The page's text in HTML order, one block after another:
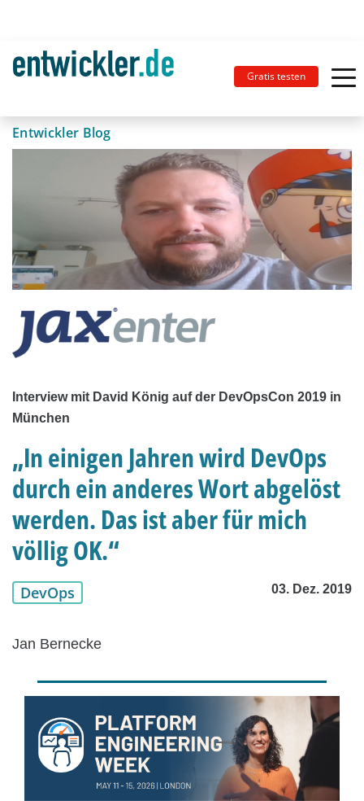
Gratis testen
Entwickler Blog
Interview mit David König auf der DevOpsCon 2019 in
München
„In einigen Jahren wird DevOps
durch ein anderes Wort abgelöst
werden. Das ist aber für mich
völlig OK.“
DevOps 03. Dez. 2019
Jan Bernecke